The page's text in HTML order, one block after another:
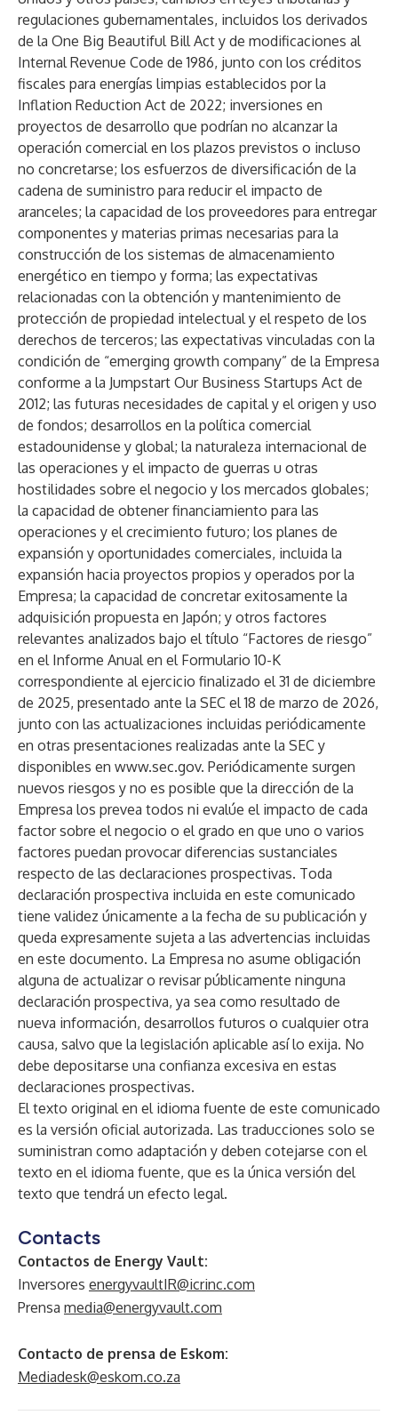
regulaciones gubernamentales, incluidos los derivados
de la One Big Beautiful Bill Act y de modificaciones al
Internal Revenue Code de 1986, junto con los créditos
fiscales para energías limpias establecidos por la
Inflation Reduction Act de 2022; inversiones en
proyectos de desarrollo que podrían no alcanzar la
operación comercial en los plazos previstos o incluso
no concretarse; los esfuerzos de diversificación de la
cadena de suministro para reducir el impacto de
aranceles; la capacidad de los proveedores para entregar
componentes y materias primas necesarias para la
construcción de los sistemas de almacenamiento
energético en tiempo y forma; las expectativas
relacionadas con la obtención y mantenimiento de
protección de propiedad intelectual y el respeto de los
derechos de terceros; las expectativas vinculadas con la
condición de “emerging growth company” de la Empresa
conforme a la Jumpstart Our Business Startups Act de
2012; las futuras necesidades de capital y el origen y uso
de fondos; desarrollos en la política comercial
estadounidense y global; la naturaleza internacional de
las operaciones y el impacto de guerras u otras
hostilidades sobre el negocio y los mercados globales;
la capacidad de obtener financiamiento para las
operaciones y el crecimiento futuro; los planes de
expansión y oportunidades comerciales, incluida la
expansión hacia proyectos propios y operados por la
Empresa; la capacidad de concretar exitosamente la
adquisición propuesta en Japón; y otros factores
relevantes analizados bajo el título “Factores de riesgo”
en el Informe Anual en el Formulario 10-K
correspondiente al ejercicio finalizado el 31 de diciembre
de 2025, presentado ante la SEC el 18 de marzo de 2026,
junto con las actualizaciones incluidas periódicamente
en otras presentaciones realizadas ante la SEC y
disponibles en www.sec.gov. Periódicamente surgen
nuevos riesgos y no es posible que la dirección de la
Empresa los prevea todos ni evalúe el impacto de cada
factor sobre el negocio o el grado en que uno o varios
factores puedan provocar diferencias sustanciales
respecto de las declaraciones prospectivas. Toda
declaración prospectiva incluida en este comunicado
tiene validez únicamente a la fecha de su publicación y
queda expresamente sujeta a las advertencias incluidas
en este documento. La Empresa no asume obligación
alguna de actualizar o revisar públicamente ninguna
declaración prospectiva, ya sea como resultado de
nueva información, desarrollos futuros o cualquier otra
causa, salvo que la legislación aplicable así lo exija. No
debe depositarse una confianza excesiva en estas
declaraciones prospectivas.
El texto original en el idioma fuente de este comunicado
es la versión oficial autorizada. Las traducciones solo se
suministran como adaptación y deben cotejarse con el
texto en el idioma fuente, que es la única versión del
texto que tendrá un efecto legal.
Contacts
Contactos de Energy Vault:
Inversores energyvaultIR@icrinc.com
Prensa media@energyvault.com
Contacto de prensa de Eskom:
Mediadesk@eskom.co.za